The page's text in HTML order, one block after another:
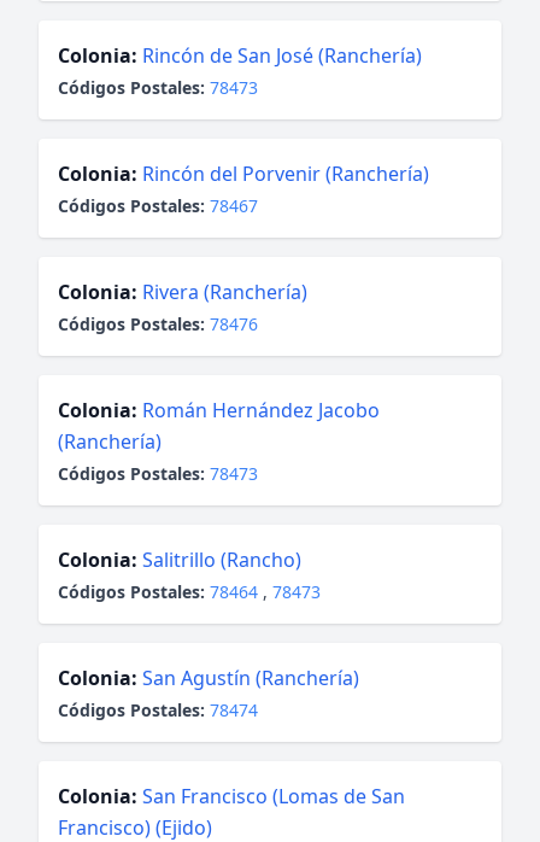
Colonia: Rincón de San José (Ranchería)
Códigos Postales: 78473
Colonia: Rincón del Porvenir (Ranchería)
Códigos Postales: 78467
Colonia: Rivera (Ranchería)
Códigos Postales: 78476
Colonia: Román Hernández Jacobo
(Ranchería)
Códigos Postales: 78473
Colonia: Salitrillo (Rancho)
Códigos Postales: 78464 , 78473
Colonia: San Agustín (Ranchería)
Códigos Postales: 78474
Colonia: San Francisco (Lomas de San
Francisco) (Ejido)